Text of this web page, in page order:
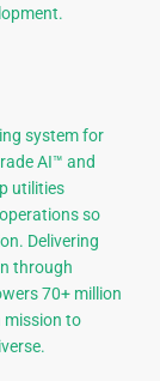
system for
AI™ and
utilities
so
Delivering
through
70+ million
mission to